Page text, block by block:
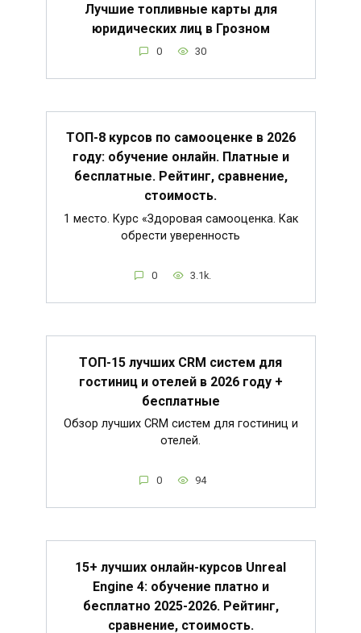
Лучшие топливные карты для
юридических лиц в Грозном
0 30
ТОП-8 курсов по самооценке в 2026
году: обучение онлайн. Платные и
бесплатные. Рейтинг, сравнение,
стоимость.
1 место. Курс «Здоровая самооценка. Как
обрести уверенность
0 3.1k.
ТОП-15 лучших CRM систем для
гостиниц и отелей в 2026 году +
бесплатные
Обзор лучших CRM систем для гостиниц и
отелей.
0 94
15+ лучших онлайн-курсов Unreal
Engine 4: обучение платно и
бесплатно 2025-2026. Рейтинг,
сравнение, стоимость.